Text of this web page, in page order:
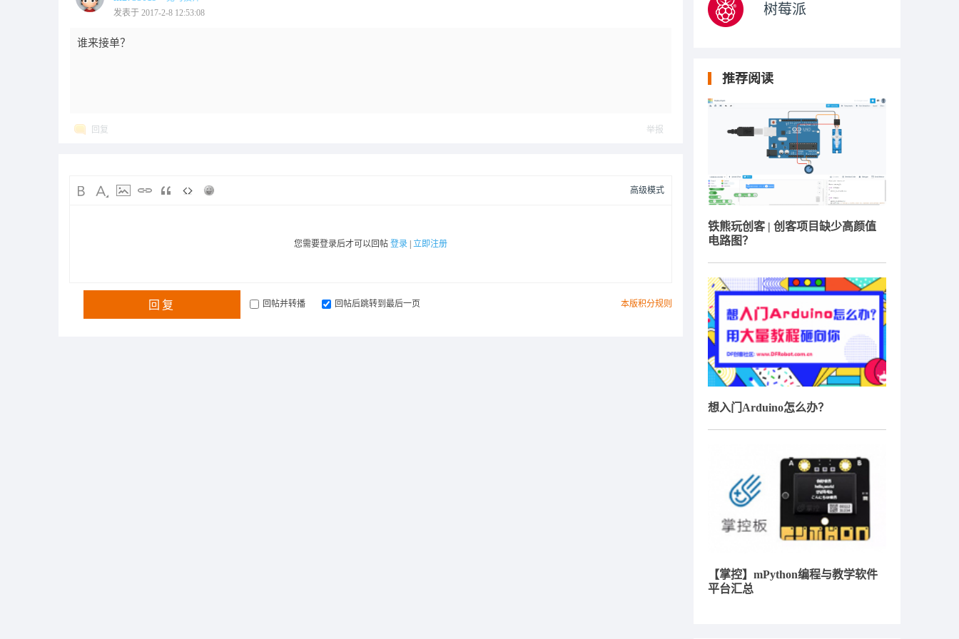
发表于 2017-2-8 12:53:08
谁来接单？
回复 举报
高级模式
您需要登录后才可以回帖 登录 立即注册
本版积分规则
回复 回帖并转播 回帖后跳转到最后一页
树莓派
推荐阅读
铁熊玩创客 | 创客项目缺少高颜值
电路图？
想入门Arduino怎么办？
【掌控】mPython编程与教学软件
平台汇总